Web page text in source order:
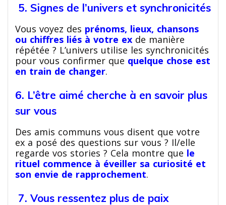
5. Signes de l’univers et synchronicités
Vous voyez des prénoms, lieux, chansons
ou chiffres liés à votre ex de manière
répétée ? L’univers utilise les synchronicités
pour vous confirmer que quelque chose est
en train de changer.
6. L’être aimé cherche à en savoir plus
sur vous
Des amis communs vous disent que votre
ex a posé des questions sur vous ? Il/elle
regarde vos stories ? Cela montre que le
rituel commence à éveiller sa curiosité et
son envie de rapprochement.
7. Vous ressentez plus de paix